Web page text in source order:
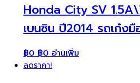
Honda City SV
เบนซิน ปี2014 รถเก๋ง
฿0 ฿0 อ่านเพิ่ม
ลดราคา!